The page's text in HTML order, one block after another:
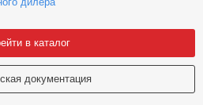
в каталог
документация